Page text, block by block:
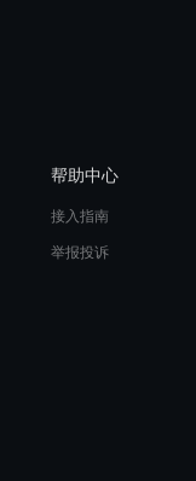
帮助中心
接入指南
举报投诉